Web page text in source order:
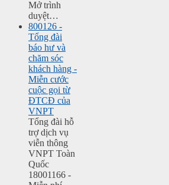
Mở trình
duyệt…
800126 -
Tổng đài
báo hư và
chăm sóc
khách hàng -
Miễn cước
cuộc gọi từ
ĐTCĐ của
VNPT
Tổng đài hỗ
trợ dịch vụ
viễn thông
VNPT Toàn
Quốc
18001166 -